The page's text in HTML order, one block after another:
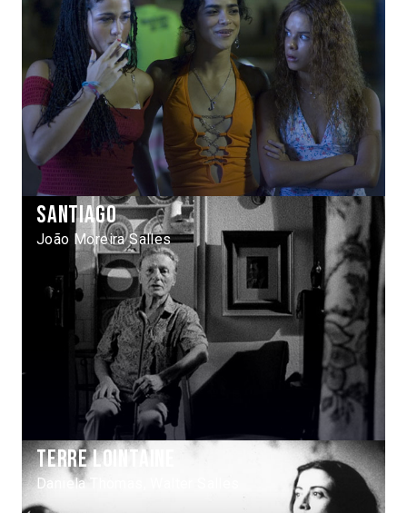
Santiago
João Moreira Salles
Terre lointaine
Daniela Thomas, Walter Salles